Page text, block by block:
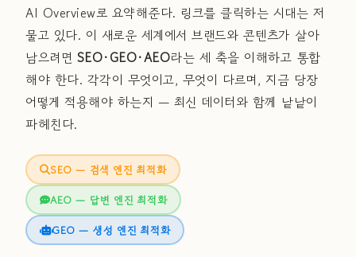
AI Overview로 요약해준다. 링크를 클릭하는 시대는 저
물고 있다. 이 새로운 세계에서 브랜드와 콘텐츠가 살아
남으려면 SEO·GEO·AEO라는 세 축을 이해하고 통합
해야 한다. 각각이 무엇이고, 무엇이 다르며, 지금 당장
어떻게 적용해야 하는지 — 최신 데이터와 함께 낱낱이
파헤친다.
SEO — 검색 엔진 최적화
AEO — 답변 엔진 최적화
GEO — 생성 엔진 최적화